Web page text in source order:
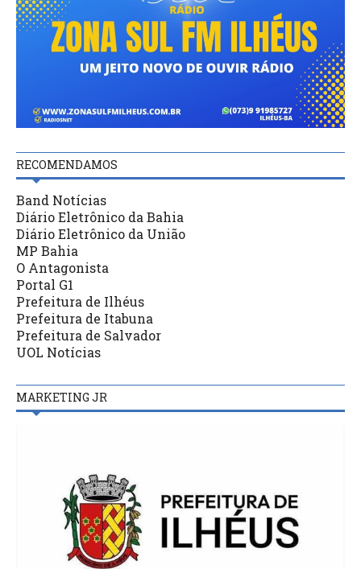
RECOMENDAMOS
Band Notícias
Diário Eletrônico da Bahia
Diário Eletrônico da União
MP Bahia
O Antagonista
Portal G1
Prefeitura de Ilhéus
Prefeitura de Itabuna
Prefeitura de Salvador
UOL Notícias
MARKETING JR